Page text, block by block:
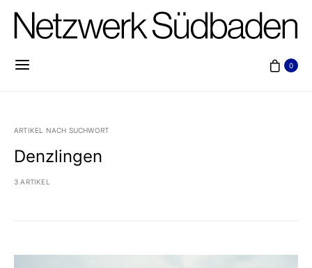
0
ARTIKEL NACH SUCHWORT
Denzlingen
3 ARTIKEL